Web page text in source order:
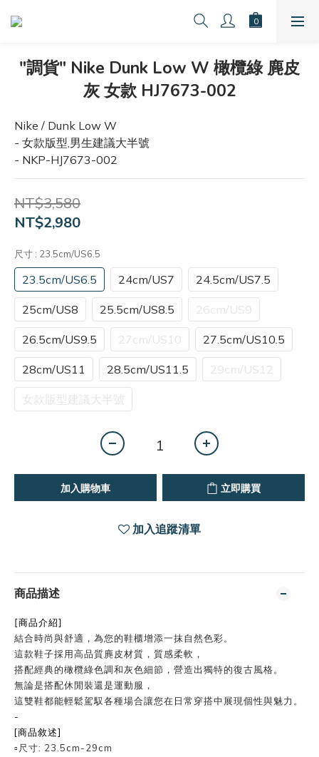
"調貨" Nike Dunk Low W 橄欖綠 麂皮
灰 女款 HJ7673-002
Nike / Dunk Low W
- 女款版型,男生建議大半號
- NKP-HJ7673-002
NT$3,580
NT$2,980
尺寸 : 23.5cm/US6.5
23.5cm/US6.5 24cm/US7 24.5cm/US7.5
25cm/US8 25.5cm/US8.5 26cm/US9
26.5cm/US9.5 27cm/US10 27.5cm/US10.5
28cm/US11 28.5cm/US11.5 29cm/US12
女款版型建議大半號
加入購物車 立即購買
加入追蹤清單
商品描述
[商品介紹]
結合時尚與舒適，為您的鞋櫃增添一抹自然色彩。
這款鞋子採用高品質麂皮材質，質感柔軟，
搭配經典的橄欖綠色調和灰色細節，營造出獨特的復古風格。
無論是搭配休閒裝還是運動服，
這雙鞋都能輕鬆駕馭各種場合讓您在日常穿搭中展現個性與魅力。
-
[商品敘述]
▫️尺寸: 23.5cm-29cm